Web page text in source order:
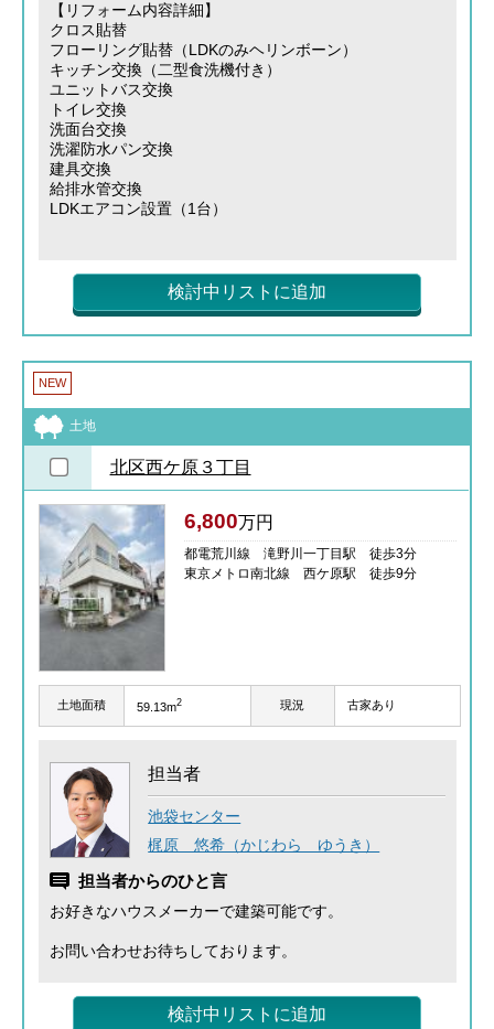
【リフォーム内容詳細】
クロス貼替
フローリング貼替（LDKのみヘリンボーン）
キッチン交換（二型食洗機付き）
ユニットバス交換
トイレ交換
洗面台交換
洗濯防水パン交換
建具交換
給排水管交換
LDKエアコン設置（1台）
検討中リストに追加
NEW
土地
北区西ケ原３丁目
6,800万円
都電荒川線 滝野川一丁目駅 徒歩3分
東京メトロ南北線 西ケ原駅 徒歩9分
土地面積 59.13m2 現況 古家あり
担当者
池袋センター
梶原 悠希（かじわら ゆうき）
担当者からのひと言
お好きなハウスメーカーで建築可能です。
お問い合わせお待ちしております。
検討中リストに追加